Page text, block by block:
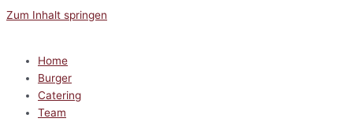
Zum Inhalt springen
Home
Burger
Catering
Team